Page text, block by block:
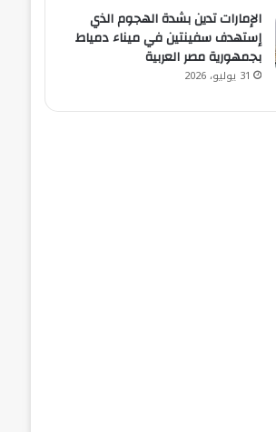
الإمارات تدين بشدة الهجوم الذي
إستهدف سفينتين في ميناء دمياط
بجمهورية مصر العربية
31 يوليو، 2026